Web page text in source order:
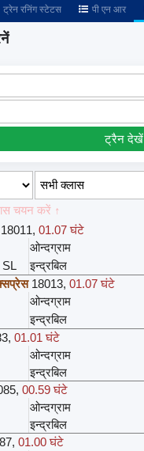
ट्रेन रनिंग स्टेटस पी एन आर
ट्रैन देखें
चयन करें ↑
18011, 01.07 घंटे
ओन्दग्राम
SL इन्द्रबिल
18013, 01.07 घंटे
ओन्दग्राम
इन्द्रबिल
, 01.01 घंटे
ओन्दग्राम
इन्द्रबिल
, 00.59 घंटे
ओन्दग्राम
इन्द्रबिल
, 01.00 घंटे